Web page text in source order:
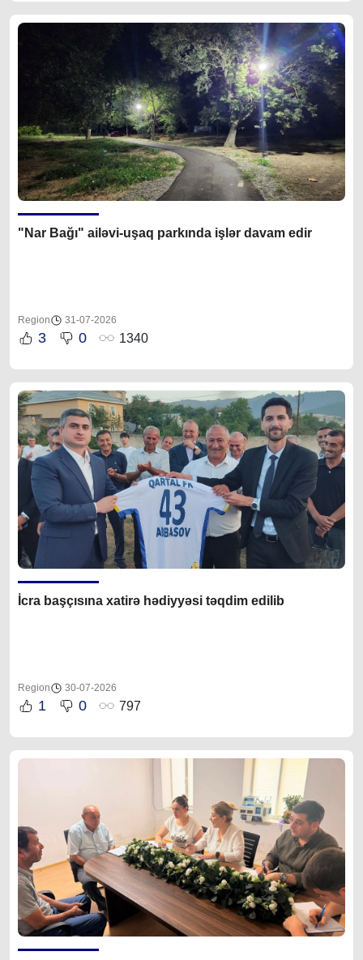
"Nar Bağı" ailəvi-uşaq parkında işlər davam edir
Region 31-07-2026
3 0 1340
İcra başçısına xatirə hədiyyəsi təqdim edilib
Region 30-07-2026
1 0 797